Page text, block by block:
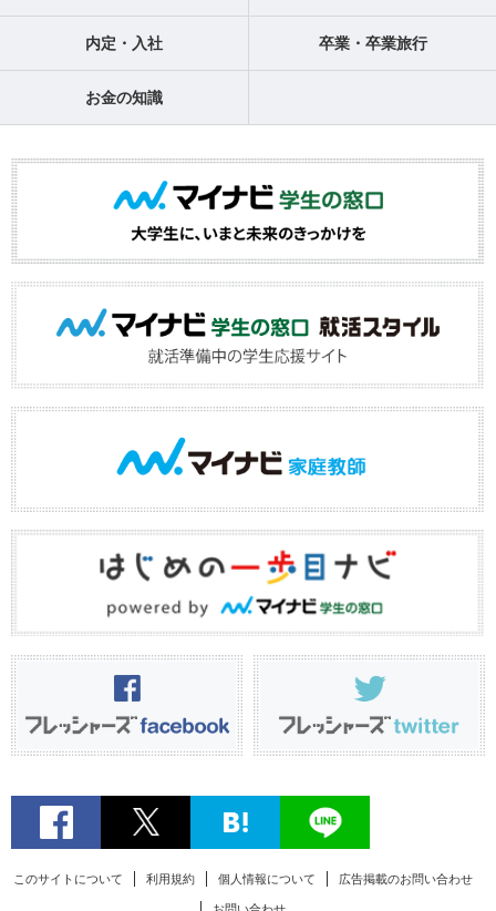
内定・入社 卒業・卒業旅行
お金の知識
このサイトについて 利用規約 個人情報について 広告掲載のお問い合わせ